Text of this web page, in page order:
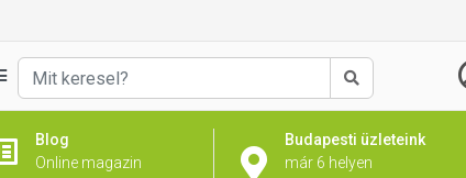
Keresés
Blog
Online magazin
Budapesti üzleteink
már 6 helyen